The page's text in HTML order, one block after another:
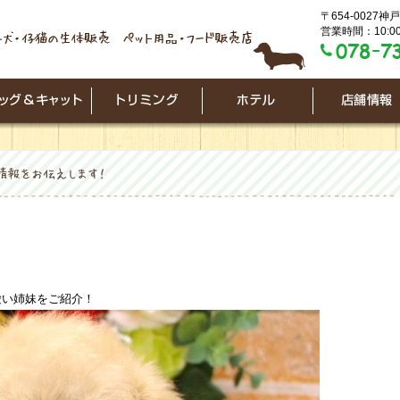
〒654-0027神
営業時間：
姉妹をご紹介！